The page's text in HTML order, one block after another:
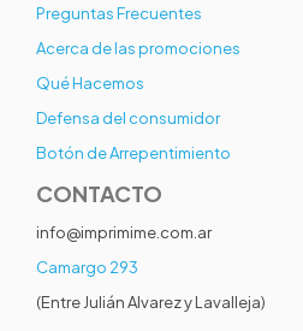
Preguntas Frecuentes
Acerca de las promociones
Qué Hacemos
Defensa del consumidor
Botón de Arrepentimiento
CONTACTO
info@imprimime.com.ar
Camargo 293
(Entre Julián Alvarez y Lavalleja)